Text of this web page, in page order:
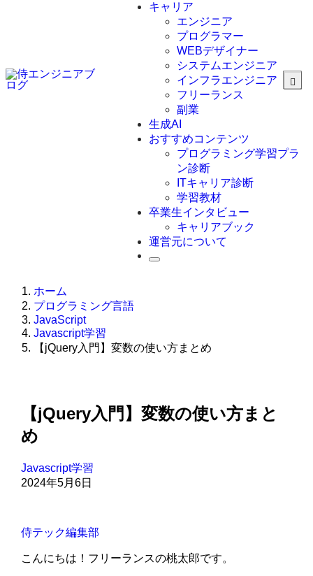
C言語
C#
VBA
Go言語
Kotlin
Java
JavaScript
Swift
Ruby
キャリア
エンジニア
プログラマー
WEBデザイナー
システムエンジニア
インフラエンジニア
フリーランス
副業
生成AI
おすすめコンテンツ
プログラミング学習プラ
ン診断
ITキャリア診断
学習教材
卒業生インタビュー
キャリアブック
運営元について
ホーム
プログラミング言語
JavaScript
Javascript学習
【jQuery入門】変数の使い方まとめ
【jQuery入門】変数の使い方まと
め
Javascript学習
2024年5月6日
侍テック編集部
こんにちは！フリーランスの桃太郎です。